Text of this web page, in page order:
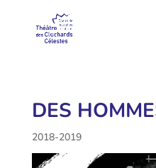
DES
2018-2019